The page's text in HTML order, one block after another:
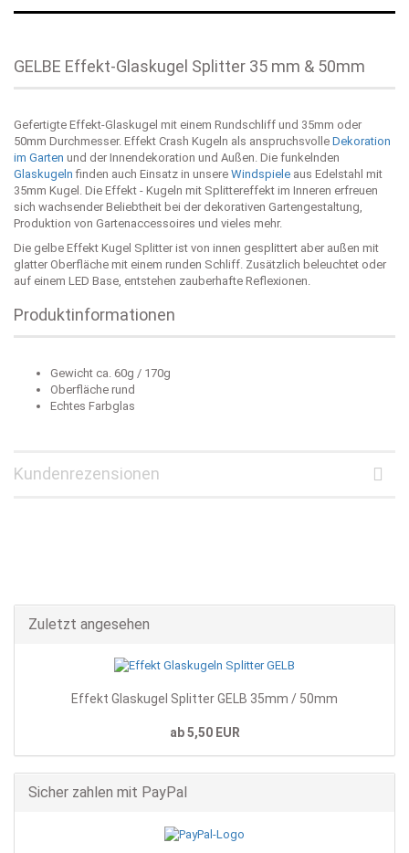
GELBE Effekt-Glaskugel Splitter 35 mm & 50mm
Gefertigte Effekt-Glaskugel mit einem Rundschliff und 35mm oder
50mm Durchmesser. Effekt Crash Kugeln als anspruchsvolle Dekoration
im Garten und der Innendekoration und Außen. Die funkelnden
Glaskugeln finden auch Einsatz in unsere Windspiele aus Edelstahl mit
35mm Kugel. Die Effekt - Kugeln mit Splittereffekt im Inneren erfreuen
sich wachsender Beliebtheit bei der dekorativen Gartengestaltung,
Produktion von Gartenaccessoires und vieles mehr.
Die gelbe Effekt Kugel Splitter ist von innen gesplittert aber außen mit
glatter Oberfläche mit einem runden Schliff. Zusätzlich beleuchtet oder
auf einem LED Base, entstehen zauberhafte Reflexionen.
Produktinformationen
Gewicht ca. 60g / 170g
Oberfläche rund
Echtes Farbglas
Kundenrezensionen
Zuletzt angesehen
Effekt Glaskugel Splitter GELB 35mm / 50mm
ab 5,50 EUR
Sicher zahlen mit PayPal